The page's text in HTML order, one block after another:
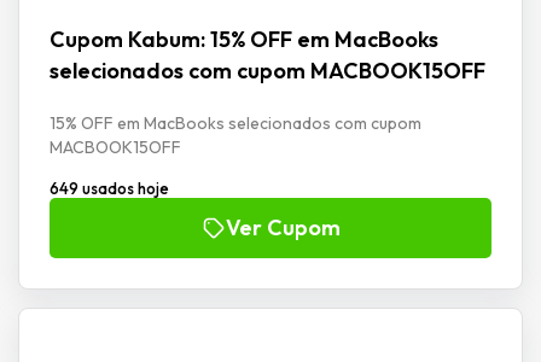
Cupom Kabum: 15% OFF em MacBooks
selecionados com cupom MACBOOK15OFF
15% OFF em MacBooks selecionados com cupom
MACBOOK15OFF
649 usados hoje
Ver Cupom